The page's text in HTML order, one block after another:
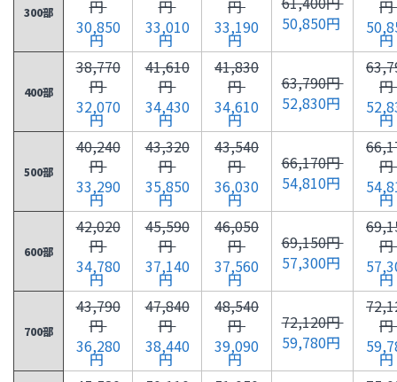
300部
円
30,850
円
円
33,010
円
円
33,190
円
50,850円
円
円
400部
38,770
円
32,070
円
41,610
円
34,430
円
41,830
円
34,610
円
63,790円
52,830円
円
円
500部
40,240
円
33,290
円
43,320
円
35,850
円
43,540
円
36,030
円
66,170円
54,810円
円
円
600部
42,020
円
34,780
円
45,590
円
37,140
円
46,050
円
37,560
円
69,150円
57,300円
円
円
700部
43,790
円
36,280
円
47,840
円
38,440
円
48,540
円
39,090
円
72,120円
59,780円
円
円